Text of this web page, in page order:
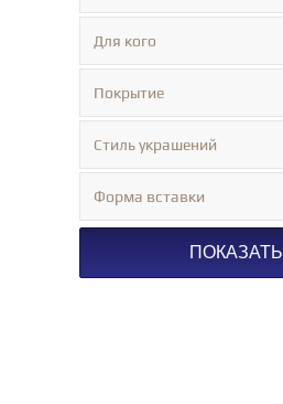
Для кого
Покрытие
Стиль украшений
Форма вставки
ПОКАЗАТЬ